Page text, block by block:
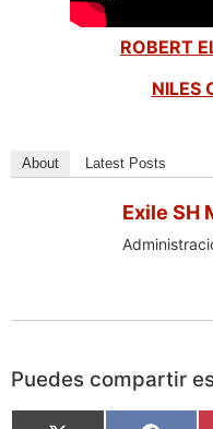
ROBERT
NILES
About Latest Posts
Exile SH
Puedes compartir